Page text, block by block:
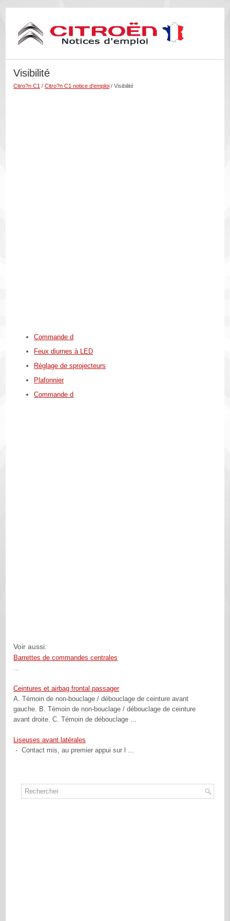
Visibilité
Citro?n C1 /Citro?n C1 notice d'emploi / Visibilité
Commande d
Feux diurnes à LED
Réglage de sprojecteurs
Plafonnier
Commande d
Voir aussi:
Barrettes de commandes centrales
...
Ceintures et airbag frontal passager
A. Témoin de non-bouclage / débouclage de ceinture avant
gauche. B. Témoin de non-bouclage / débouclage de ceinture
avant droite. C. Témoin de débouclage ...
Liseuses avant latérales
- Contact mis, au premier appui sur l ...